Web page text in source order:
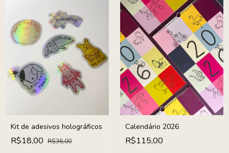
Kit de adesivos holográficos
R$18,00 R$36,00
Calendário 2026
R$115,00